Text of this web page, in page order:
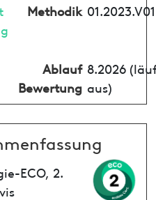
Methodik 01.2023.V01
Ablauf
Bewertung
8.2026
aus)
ECO, 2.